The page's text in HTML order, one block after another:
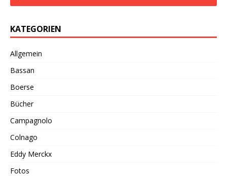
KATEGORIEN
Allgemein
Bassan
Boerse
Bücher
Campagnolo
Colnago
Eddy Merckx
Fotos